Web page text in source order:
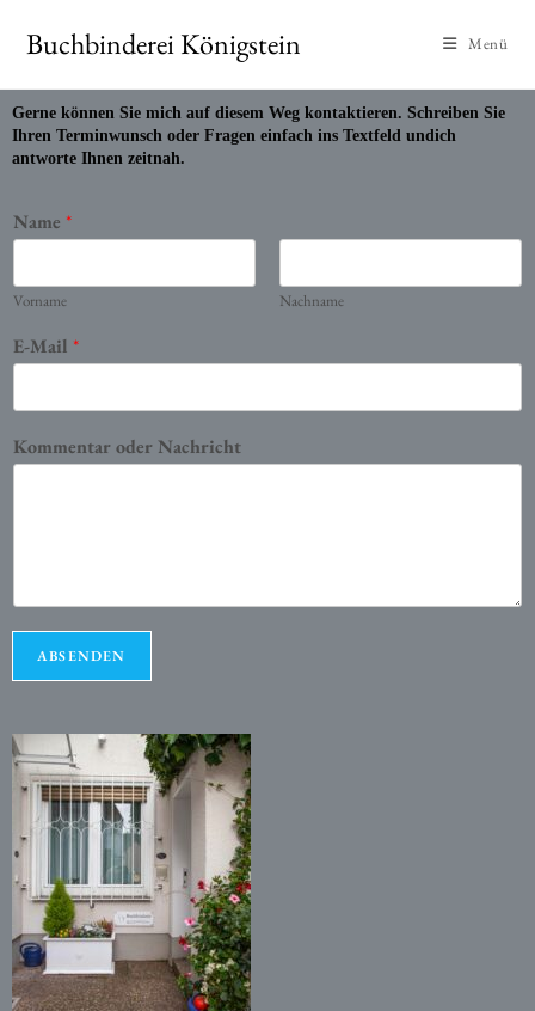
Buchbinderei Königstein Menü
Gerne können Sie mich auf diesem Weg kontaktieren. Schreiben Sie
Ihren Terminwunsch oder Fragen einfach ins Textfeld undich
antworte Ihnen zeitnah.
Name *
Vorname Nachname
E-Mail *
Kommentar oder Nachricht
ABSENDEN